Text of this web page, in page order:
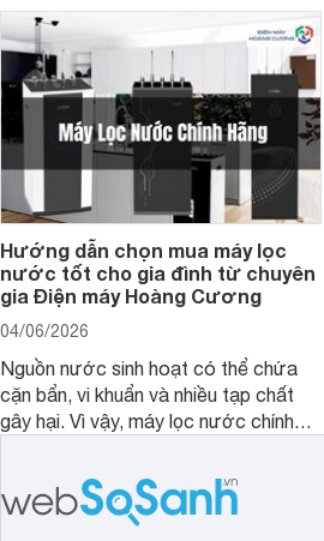
Hướng dẫn chọn mua máy lọc
nước tốt cho gia đình từ chuyên
gia Điện máy Hoàng Cương
04/06/2026
Nguồn nước sinh hoạt có thể chứa
cặn bẩn, vi khuẩn và nhiều tạp chất
gây hại. Vì vậy, máy lọc nước chính
sức khỏe và đảm bảo nguồn nước
sạch cho cả gia đình.